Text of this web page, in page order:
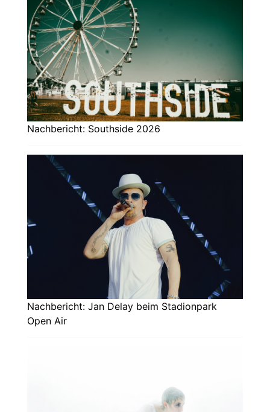
Nachbericht: Southside 2026
Nachbericht: Jan Delay beim Stadionpark
Open Air